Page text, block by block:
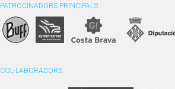
PATROCINADORS PRINCIPALS
COL·LABORADORS